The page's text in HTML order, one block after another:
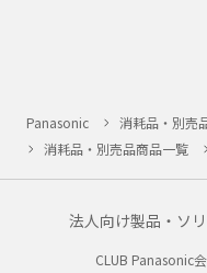
Panasonic
消耗品・別売
消耗品・別売品商品一覧
法人向け製品・ソ
CLUB Panasonic